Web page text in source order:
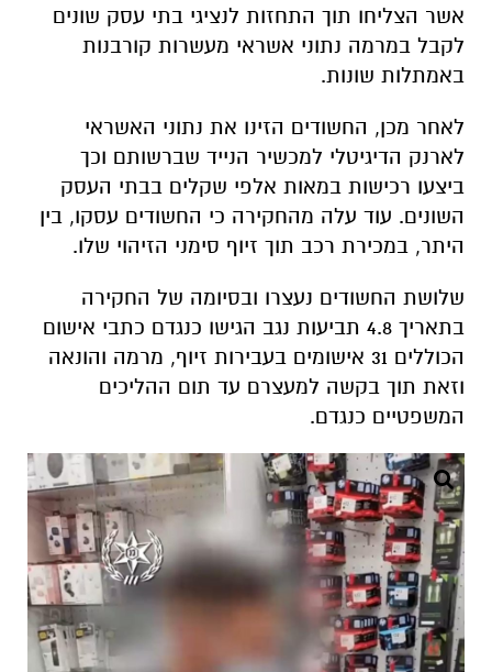
אשר הצליחו תוך התחזות לנציגי בתי עסק שונים
לקבל במרמה נתוני אשראי מעשרות קורבנות
באמתלות שונות.
לאחר מכן, החשודים הזינו את נתוני האשראי
לארנק הדיגיטלי למכשיר הנייד שברשותם וכך
ביצעו רכישות במאות אלפי שקלים בבתי העסק
השונים. עוד עלה מהחקירה כי החשודים עסקו, בין
היתר, במכירת רכב תוך זיוף סימני הזיהוי שלו.
שלושת החשודים נעצרו ובסיומה של החקירה
בתאריך 4.8 תביעות נגב הגישו כנגדם כתבי אישום
הכוללים 31 אישומים בעבירות זיוף, מרמה והונאה
וזאת תוך בקשה למעצרם עד תום ההליכים
המשפטיים כנגדם.